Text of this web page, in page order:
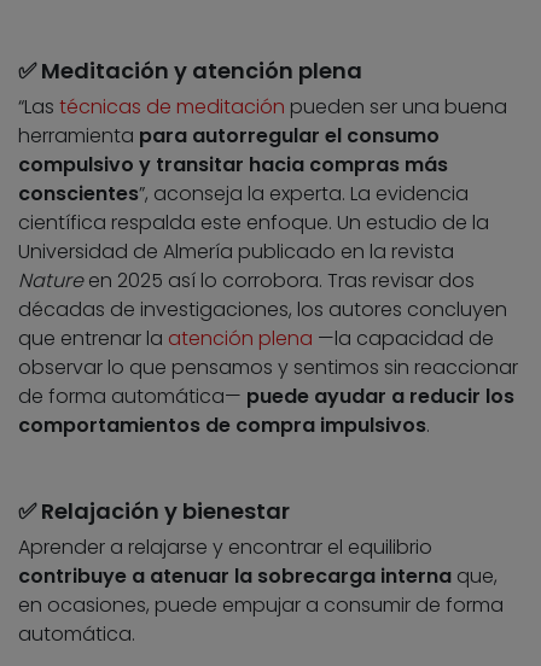
✅ Meditación y atención plena
“Las técnicas de meditación pueden ser una buena
herramienta para autorregular el consumo
compulsivo y transitar hacia compras más
conscientes”, aconseja la experta. La evidencia
científica respalda este enfoque. Un estudio de la
Universidad de Almería publicado en la revista
Natureen 2025 así lo corrobora. Tras revisar dos
décadas de investigaciones, los autores concluyen
que entrenar la atención plena —la capacidad de
observar lo que pensamos y sentimos sin reaccionar
de forma automática— puede ayudar a reducir los
comportamientos de compra impulsivos.
✅ Relajación y bienestar
Aprender a relajarse y encontrar el equilibrio
contribuye a atenuar la sobrecarga interna que,
en ocasiones, puede empujar a consumir de forma
automática.